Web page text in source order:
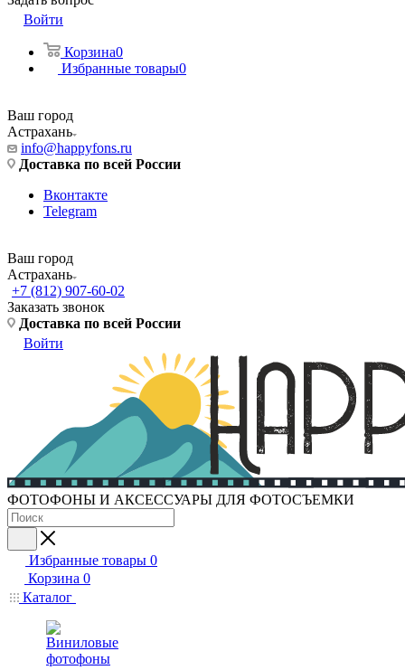
Войти
Корзина0
Избранные товары0
Ваш город
Астрахань
info@happyfons.ru
Доставка по всей России
Вконтакте
Telegram
Ваш город
Астрахань
+7 (812) 907-60-02
Заказать звонок
Доставка по всей России
Войти
ФОТОФОНЫ И АКСЕССУАРЫ ДЛЯ ФОТОСЪЕМКИ
Избранные товары 0
Корзина 0
Каталог